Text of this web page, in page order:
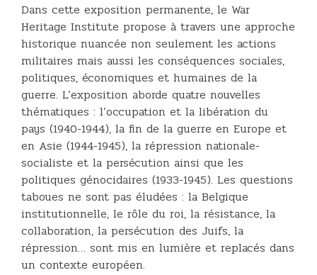
Dans cette exposition permanente, le War
Heritage Institute propose à travers une approche
historique nuancée non seulement les actions
militaires mais aussi les conséquences sociales,
politiques, économiques et humaines de la
guerre. L’exposition aborde quatre nouvelles
thématiques : l’occupation et la libération du
pays (1940-1944), la fin de la guerre en Europe et
en Asie (1944-1945), la répression nationale-
socialiste et la persécution ainsi que les
politiques génocidaires (1933-1945). Les questions
taboues ne sont pas éludées : la Belgique
institutionnelle, le rôle du roi, la résistance, la
collaboration, la persécution des Juifs, la
répression… sont mis en lumière et replacés dans
un contexte européen.